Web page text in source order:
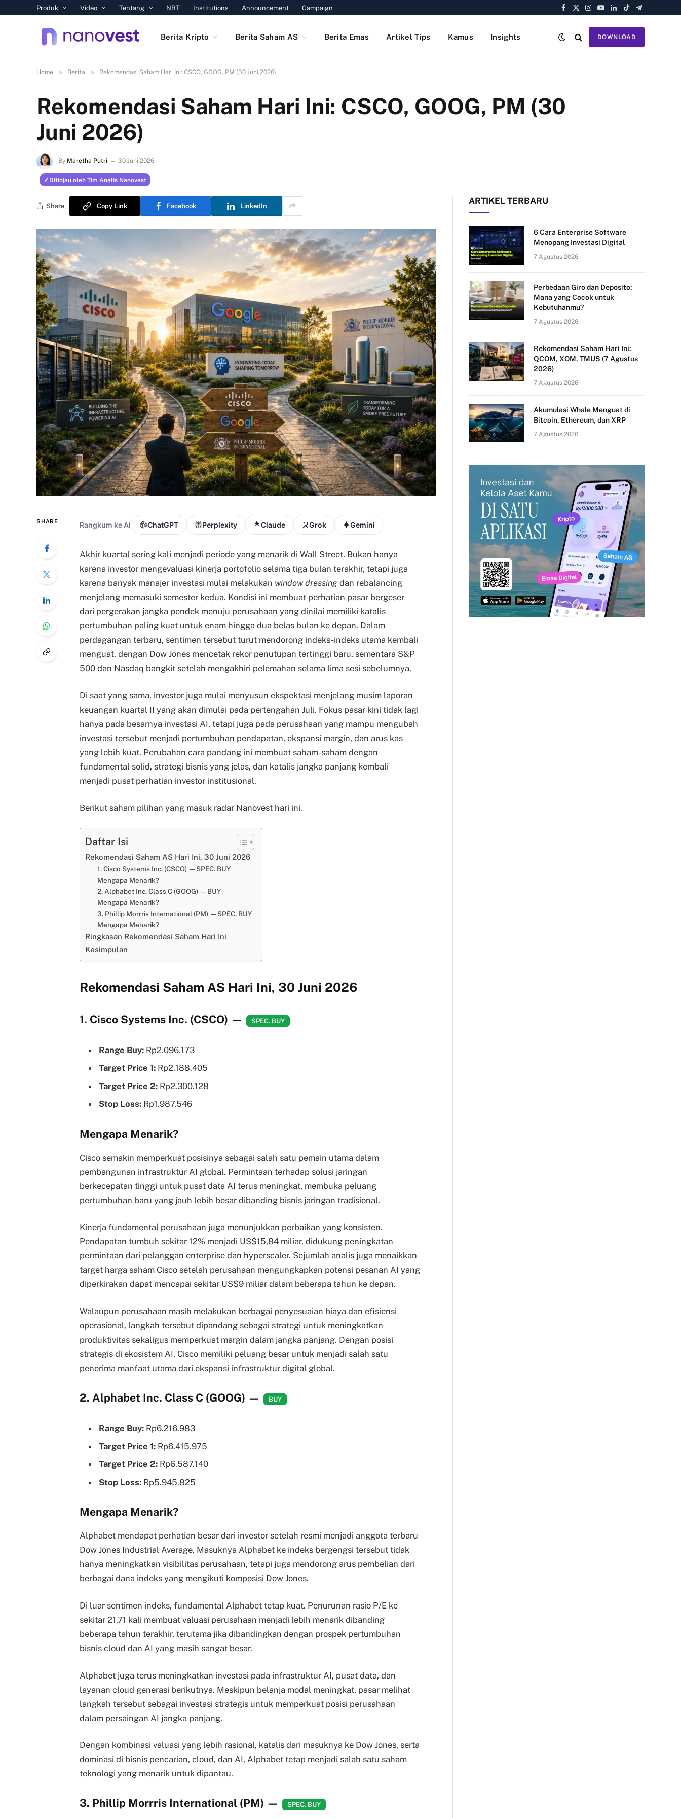
Produk Video Tentang NBT Institutions Announcement Campaign
Facebook
X
Instagram
YouTube
LinkedIn
TikTokTelegram
Berita Kripto Berita Saham AS Berita Emas Artikel Tips Kamus Insights DOWNLOAD
Home » Berita » Rekomendasi Saham Hari Ini: CSCO, GOOG, PM (30 Juni 2026)
Rekomendasi Saham Hari Ini: CSCO, GOOG, PM (30
Juni 2026)
By Maretha Putri 30 Juni 2026
Ditinjau oleh Tim Analis Nanovest
Share Copy Link Facebook LinkedIn
SHARE Rangkum ke AI ChatGPT Perplexity Claude Grok Gemini
Akhir kuartal sering kali menjadi periode yang menarik di Wall Street. Bukan hanya
karena investor mengevaluasi kinerja portofolio selama tiga bulan terakhir, tetapi juga
karena banyak manajer investasi mulai melakukan window dressing dan rebalancing
menjelang memasuki semester kedua. Kondisi ini membuat perhatian pasar bergeser
dari pergerakan jangka pendek menuju perusahaan yang dinilai memiliki katalis
pertumbuhan paling kuat untuk enam hingga dua belas bulan ke depan. Dalam
perdagangan terbaru, sentimen tersebut turut mendorong indeks-indeks utama kembali
menguat, dengan Dow Jones mencetak rekor penutupan tertinggi baru, sementara S&P
500 dan Nasdaq bangkit setelah mengakhiri pelemahan selama lima sesi sebelumnya.
Di saat yang sama, investor juga mulai menyusun ekspektasi menjelang musim laporan
keuangan kuartal II yang akan dimulai pada pertengahan Juli. Fokus pasar kini tidak lagi
hanya pada besarnya investasi AI, tetapi juga pada perusahaan yang mampu mengubah
investasi tersebut menjadi pertumbuhan pendapatan, ekspansi margin, dan arus kas
yang lebih kuat. Perubahan cara pandang ini membuat saham-saham dengan
fundamental solid, strategi bisnis yang jelas, dan katalis jangka panjang kembali
menjadi pusat perhatian investor institusional.
Berikut saham pilihan yang masuk radar Nanovest hari ini.
Daftar Isi
Rekomendasi Saham AS Hari Ini, 30 Juni 2026
1. Cisco Systems Inc. (CSCO) —SPEC. BUY
Mengapa Menarik?
2. Alphabet Inc. Class C (GOOG) —BUY
Mengapa Menarik?
3. Phillip Morrris International (PM) —SPEC. BUY
Mengapa Menarik?
Ringkasan Rekomendasi Saham Hari Ini
Kesimpulan
Rekomendasi Saham AS Hari Ini, 30 Juni 2026
1. Cisco Systems Inc. (CSCO) — SPEC. BUY
Range Buy: Rp2.096.173
Target Price 1: Rp2.188.405
Target Price 2: Rp2.300.128
Stop Loss: Rp1.987.546
Mengapa Menarik?
Cisco semakin memperkuat posisinya sebagai salah satu pemain utama dalam
pembangunan infrastruktur AI global. Permintaan terhadap solusi jaringan
berkecepatan tinggi untuk pusat data AI terus meningkat, membuka peluang
pertumbuhan baru yang jauh lebih besar dibanding bisnis jaringan tradisional.
Kinerja fundamental perusahaan juga menunjukkan perbaikan yang konsisten.
Pendapatan tumbuh sekitar 12% menjadi US$15,84 miliar, didukung peningkatan
permintaan dari pelanggan enterprise dan hyperscaler. Sejumlah analis juga menaikkan
target harga saham Cisco setelah perusahaan mengungkapkan potensi pesanan AI yang
diperkirakan dapat mencapai sekitar US$9 miliar dalam beberapa tahun ke depan.
Walaupun perusahaan masih melakukan berbagai penyesuaian biaya dan efisiensi
operasional, langkah tersebut dipandang sebagai strategi untuk meningkatkan
produktivitas sekaligus memperkuat margin dalam jangka panjang. Dengan posisi
strategis di ekosistem AI, Cisco memiliki peluang besar untuk menjadi salah satu
penerima manfaat utama dari ekspansi infrastruktur digital global.
2. Alphabet Inc. Class C (GOOG) — BUY
Range Buy: Rp6.216.983
Target Price 1: Rp6.415.975
Target Price 2: Rp6.587.140
Stop Loss: Rp5.945.825
Mengapa Menarik?
Alphabet mendapat perhatian besar dari investor setelah resmi menjadi anggota terbaru
Dow Jones Industrial Average. Masuknya Alphabet ke indeks bergengsi tersebut tidak
hanya meningkatkan visibilitas perusahaan, tetapi juga mendorong arus pembelian dari
berbagai dana indeks yang mengikuti komposisi Dow Jones.
Di luar sentimen indeks, fundamental Alphabet tetap kuat. Penurunan rasio P/E ke
sekitar 21,71 kali membuat valuasi perusahaan menjadi lebih menarik dibanding
beberapa tahun terakhir, terutama jika dibandingkan dengan prospek pertumbuhan
bisnis cloud dan AI yang masih sangat besar.
Alphabet juga terus meningkatkan investasi pada infrastruktur AI, pusat data, dan
layanan cloud generasi berikutnya. Meskipun belanja modal meningkat, pasar melihat
langkah tersebut sebagai investasi strategis untuk memperkuat posisi perusahaan
dalam persaingan AI jangka panjang.
Dengan kombinasi valuasi yang lebih rasional, katalis dari masuknya ke Dow Jones, serta
dominasi di bisnis pencarian, cloud, dan AI, Alphabet tetap menjadi salah satu saham
teknologi yang menarik untuk dipantau.
3. Phillip Morrris International (PM) — SPEC. BUY
ARTIKEL TERBARU
6 Cara Enterprise Software
Menopang Investasi Digital
7 Agustus 2026
Perbedaan Giro dan Deposito:
Mana yang Cocok untuk
Kebutuhanmu?
7 Agustus 2026
Rekomendasi Saham Hari Ini:
QCOM, XOM, TMUS (7 Agustus
2026)
7 Agustus 2026
Akumulasi Whale Menguat di
Bitcoin, Ethereum, dan XRP
7 Agustus 2026